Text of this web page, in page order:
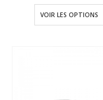
VOIR LES OPTIONS